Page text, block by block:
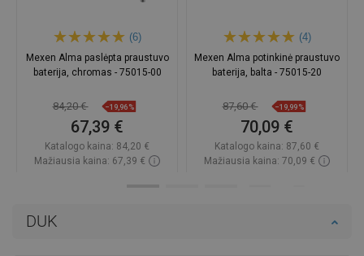
DUK
(6)
Mexen Alma paslėpta praustuvo
baterija, chromas - 75015-00
84,20 € −19,96%
67,39 €
Katalogo kaina: 84,20 €
Mažiausia kaina: 67,39 €
(4)
Mexen Alma potinkinė praustuvo
baterija, balta - 75015-20
87,60 € −19,99%
70,09 €
Katalogo kaina: 87,60 €
Mažiausia kaina: 70,09 €